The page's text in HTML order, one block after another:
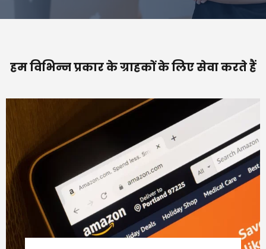
हम विभिन्न प्रकार के ग्राहकों के लिए सेवा करते हैं